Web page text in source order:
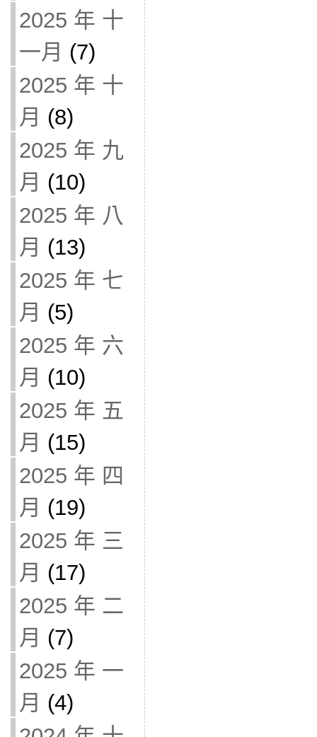
2025 年 十
一月 (7)
2025 年 十
月 (8)
2025 年 九
月 (10)
2025 年 八
月 (13)
2025 年 七
月 (5)
2025 年 六
月 (10)
2025 年 五
月 (15)
2025 年 四
月 (19)
2025 年 三
月 (17)
2025 年 二
月 (7)
2025 年 一
月 (4)